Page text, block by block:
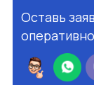
Оставь
оперативно